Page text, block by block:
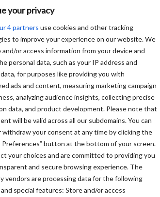
your privacy
4 partners use cookies and other tracking
to improve your experience on our website. We
and/or access information from your device and
personal data, such as your IP address and
for purposes like providing you with
ads and content, measuring marketing campaign
analyzing audience insights, collecting precise
data, and product development. Please note that
will be valid across all our subdomains. You can
withdraw your consent at any time by clicking the
Preferences” button at the bottom of your screen.
your choices and are committed to providing you
and secure browsing experience. The
vendors are processing data for the following
special features: Store and/or access
09-2022
03-2022
09-2021
2021
Bron: CBS, RVO
met circa 60 procent toe en in het
20 procent. Over het algemeen kan de
de supermarkt. Voor andere